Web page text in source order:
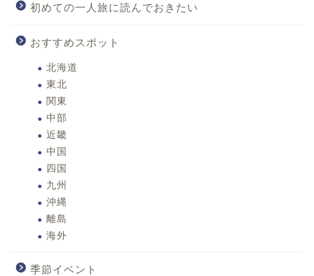
初めての一人旅に読んでおきたい
おすすめスポット
北海道
東北
関東
中部
近畿
中国
四国
九州
沖縄
離島
海外
季節イベント